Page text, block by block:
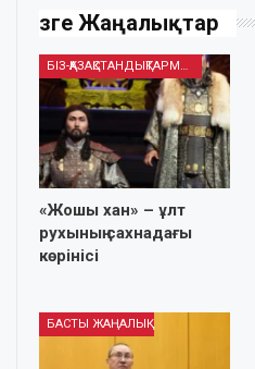
Өзге Жаңалықтар
БІЗ-ҚАЗАҚСТАНДЫҚТАРМЫЗ
«Жошы хан» – ұлт
рухының сахнадағы
көрінісі
БАСТЫ ЖАҢАЛЫҚ